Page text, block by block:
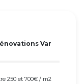
Var
250 et 700€ / m2